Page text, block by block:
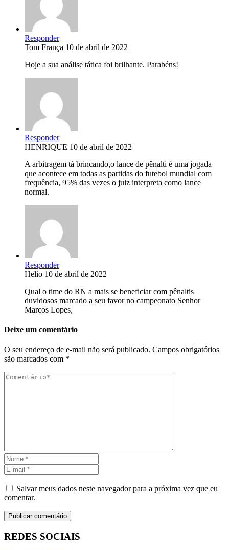
Responder
Tom França 10 de abril de 2022
Hoje a sua análise tática foi brilhante. Parabéns!
Responder
HENRIQUE 10 de abril de 2022
A arbitragem tá brincando,o lance de pênalti é uma jogada
que acontece em todas as partidas do futebol mundial com
frequência, 95% das vezes o juiz interpreta como lance
normal.
Responder
Helio 10 de abril de 2022
Qual o time do RN a mais se beneficiar com pênaltis
duvidosos marcado a seu favor no campeonato Senhor
Marcos Lopes,
Deixe um comentário
O seu endereço de e-mail não será publicado. Campos obrigatórios
são marcados com *
Salvar meus dados neste navegador para a próxima vez que eu
comentar.
REDES SOCIAIS